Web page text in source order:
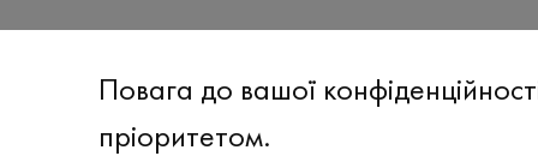
Повага до вашої
пріоритетом.